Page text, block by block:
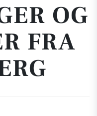
OG
FRA